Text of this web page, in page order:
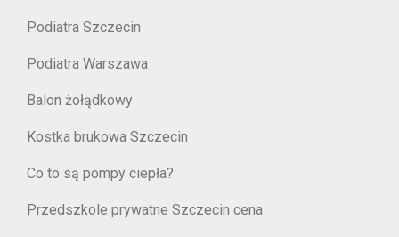
Podiatra Szczecin
Podiatra Warszawa
Balon żołądkowy
Kostka brukowa Szczecin
Co to są pompy ciepła?
Przedszkole prywatne Szczecin cena